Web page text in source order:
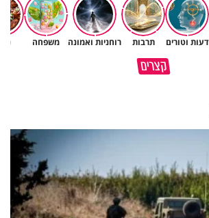
דעות וטורים תרבות רוחניות ואמונה משפחה
קצריםלמלח?
גם ׳הרע׳ זה הרחמים של בורא